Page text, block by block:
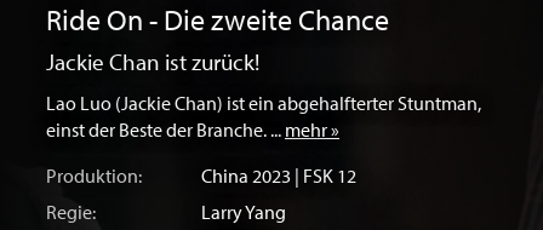
Ride On - Die zweite Chance
Jackie Chan ist zurück!
Lao Luo (Jackie Chan) ist ein abgehalfterter Stuntman,
einst der Beste der Branche. ... mehr »
Produktion:
China 2023 | FSK 12
Regie:
Larry Yang